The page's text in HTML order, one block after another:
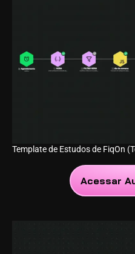
Template de Estudos de FiqOn
Acessar